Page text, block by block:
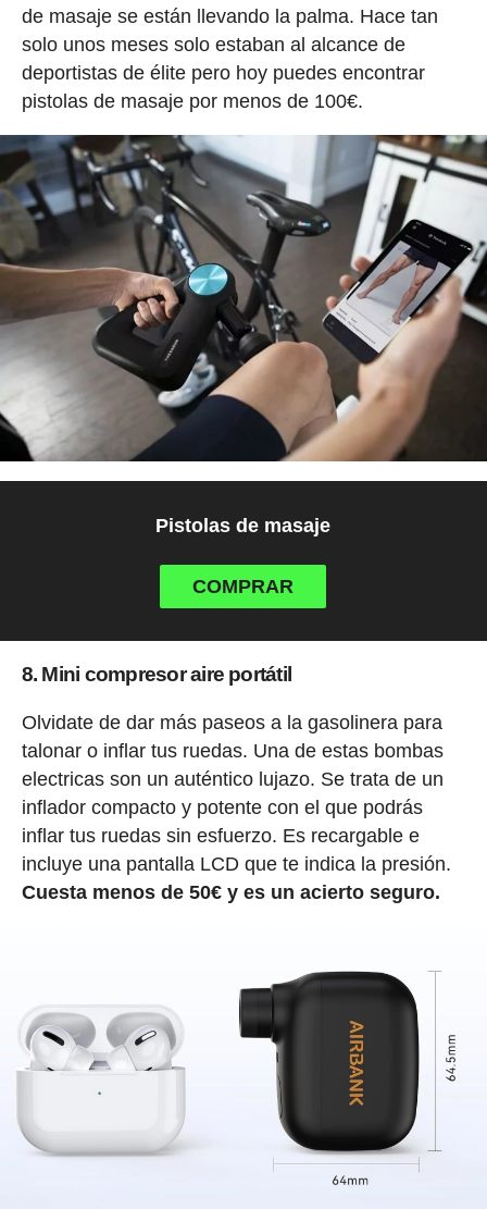
de masaje se están llevando la palma. Hace tan
solo unos meses solo estaban al alcance de
deportistas de élite pero hoy puedes encontrar
pistolas de masaje por menos de 100€.
Pistolas de masaje
COMPRAR
8. Mini compresor aire portátil
Olvidate de dar más paseos a la gasolinera para
talonar o inflar tus ruedas. Una de estas bombas
electricas son un auténtico lujazo. Se trata de un
inflador compacto y potente con el que podrás
inflar tus ruedas sin esfuerzo. Es recargable e
incluye una pantalla LCD que te indica la presión.
Cuesta menos de 50€ y es un acierto seguro.